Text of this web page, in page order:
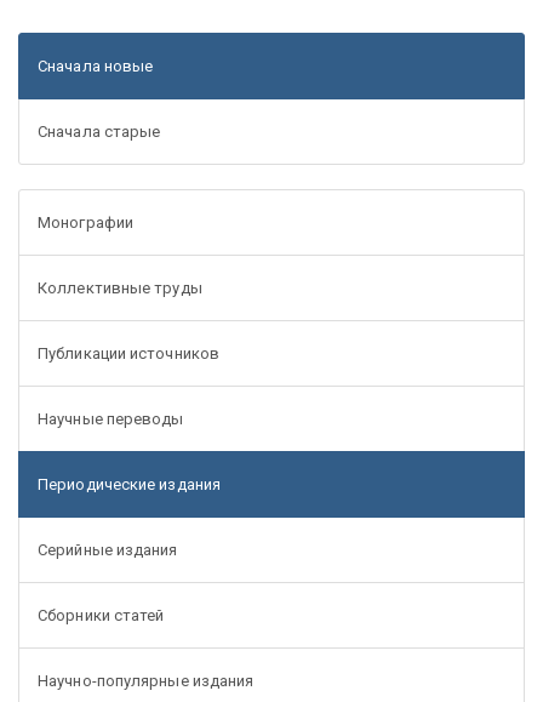
Сначала новые
Сначала старые
Монографии
Коллективные труды
Публикации источников
Научные переводы
Периодические издания
Серийные издания
Сборники статей
Научно-популярные издания